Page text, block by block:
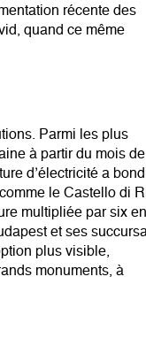
récente des
quand ce même
Parmi les plus
à partir du mois de
d’électricité a
le Castello di
multipliée par six en
et ses
plus visible,
monuments, à